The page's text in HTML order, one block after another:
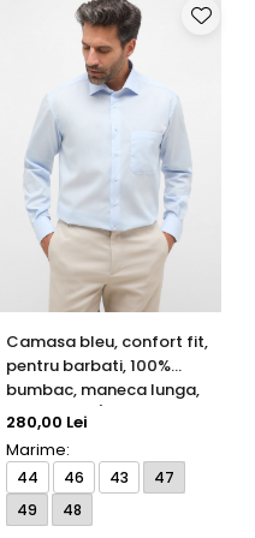
Camasa bleu, confort fit,
pentru barbati, 100%
bumbac, maneca lunga,
model 1100/10 E19K
280,00 Lei
Marime:
44 46 43
47
49
48